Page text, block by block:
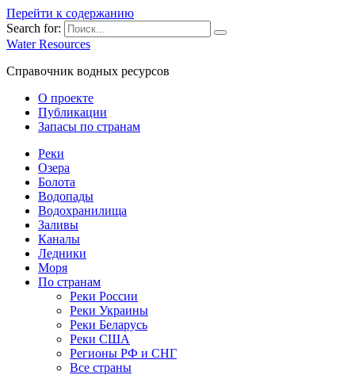
Перейти к содержанию
Search for:
Water Resources
Справочник водных ресурсов
О проекте
Публикации
Запасы по странам
Реки
Озера
Болота
Водопады
Водохранилища
Заливы
Каналы
Ледники
Моря
По странам
Реки России
Реки Украины
Реки Беларусь
Реки США
Регионы РФ и СНГ
Все страны